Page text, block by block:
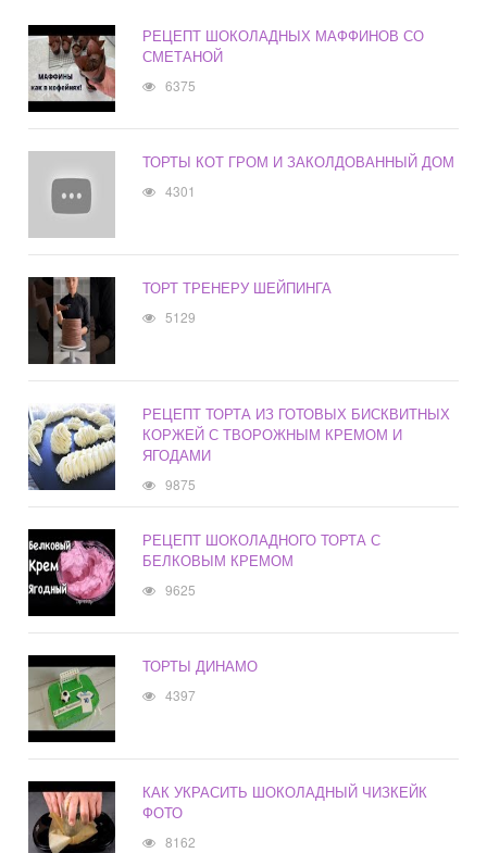
РЕЦЕПТ ШОКОЛАДНЫХ МАФФИНОВ СО
СМЕТАНОЙ
6375
ТОРТЫ КОТ ГРОМ И ЗАКОЛДОВАННЫЙ ДОМ
4301
ТОРТ ТРЕНЕРУ ШЕЙПИНГА
5129
РЕЦЕПТ ТОРТА ИЗ ГОТОВЫХ БИСКВИТНЫХ
КОРЖЕЙ С ТВОРОЖНЫМ КРЕМОМ И
ЯГОДАМИ
9875
РЕЦЕПТ ШОКОЛАДНОГО ТОРТА С
БЕЛКОВЫМ КРЕМОМ
9625
ТОРТЫ ДИНАМО
4397
КАК УКРАСИТЬ ШОКОЛАДНЫЙ ЧИЗКЕЙК
ФОТО
8162